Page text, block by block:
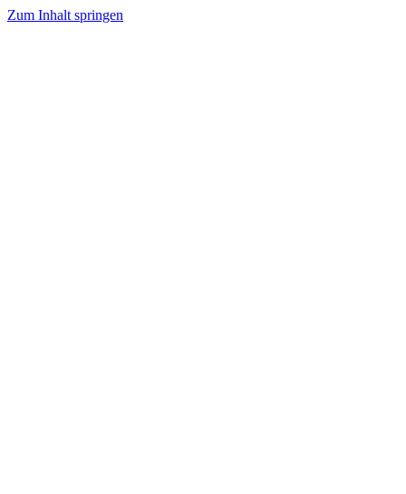
Zum Inhalt springen